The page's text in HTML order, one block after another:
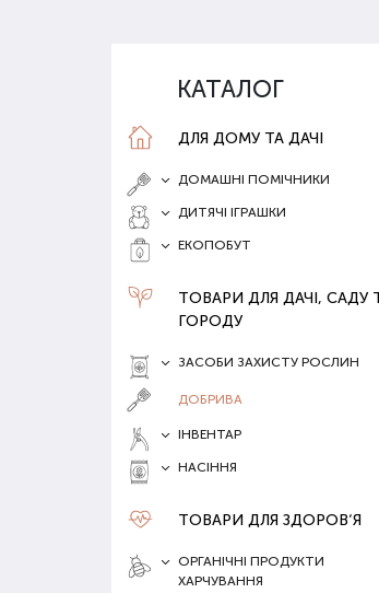
КАТАЛОГ
ДЛЯ ДОМУ ТА ДАЧІ
ДОМАШНІ ПОМІЧНИКИ
ДИТЯЧІ ІГРАШКИ
ЕКОПОБУТ
ТОВАРИ ДЛЯ ДАЧІ, САДУ
ГОРОДУ
ЗАСОБИ ЗАХИСТУ РОСЛИН
ДОБРИВА
ІНВЕНТАР
НАСІННЯ
ТОВАРИ ДЛЯ ЗДОРОВ‘Я
ОРГАНІЧНІ ПРОДУКТИ
ХАРЧУВАННЯ